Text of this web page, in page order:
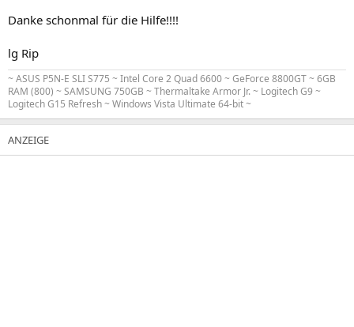
Danke schonmal für die Hilfe!!!!
lg Rip
~ ASUS P5N-E SLI S775 ~ Intel Core 2 Quad 6600 ~ GeForce 8800GT ~ 6GB
RAM (800) ~ SAMSUNG 750GB ~ Thermaltake Armor Jr. ~ Logitech G9 ~
Logitech G15 Refresh ~ Windows Vista Ultimate 64-bit ~